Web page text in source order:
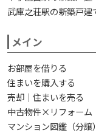
武庫之荘駅の新築戸建
メイン
お部屋を借りる
住まいを購入する
売却｜住まいを売る
中古物件×リフォーム
マンション図鑑（分譲）